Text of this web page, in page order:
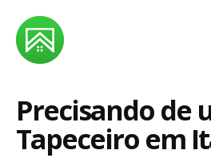
Profissionais
Lojas
EM BREVE
Precisando de
Tapeceiro em